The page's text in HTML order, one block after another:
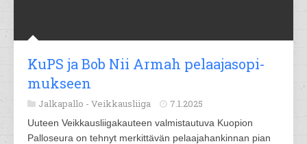
KuPS ja Bob Nii Ar­mah pe­laa­ja­so­pi­
muk­seen
Jalkapallo - Veikkausliiga 7.1.2025
Uuteen Veikkausliigakauteen valmistautuva Kuopion
Palloseura on tehnyt merkittävän pelaajahankinnan pian